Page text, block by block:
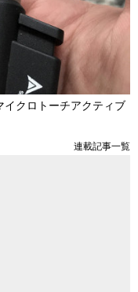
イクロトーチアクティブ
連載記事一覧